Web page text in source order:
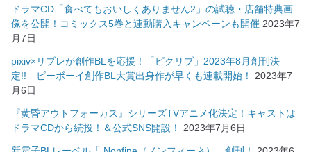
ドラマCD「食べてもおいしくありません2」の試聴・店舗特典画
像を公開！コミックス5巻と連動購入キャンペーンも開催 2023年7
月7日
pixiv×リブレが創作BLを応援！「ピクリブ」2023年8月創刊決
定!! ビーボーイ創作BL大賞出身作が早くも連載開始！
2023年7
月6日
『黄昏アウトフォーカス』シリーズTVアニメ化決定！キャストは
ドラマCDから続投！＆公式SNS開設！
2023年7月6日